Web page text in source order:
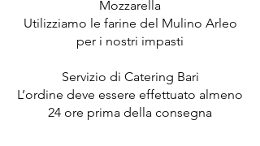
Mozzarella
Utilizziamo le farine del Mulino Arleo
per i nostri impasti
Servizio di Catering Bari
L’ordine deve essere effettuato almeno
24 ore prima della consegna